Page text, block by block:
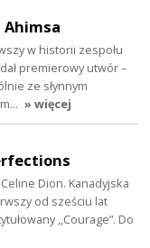
Ahimsa
w historii zespołu
premierowy utwór –
ze słynnym
» więcej
Dion. Kanadyjska
od sześciu lat
,,Courage”. Do